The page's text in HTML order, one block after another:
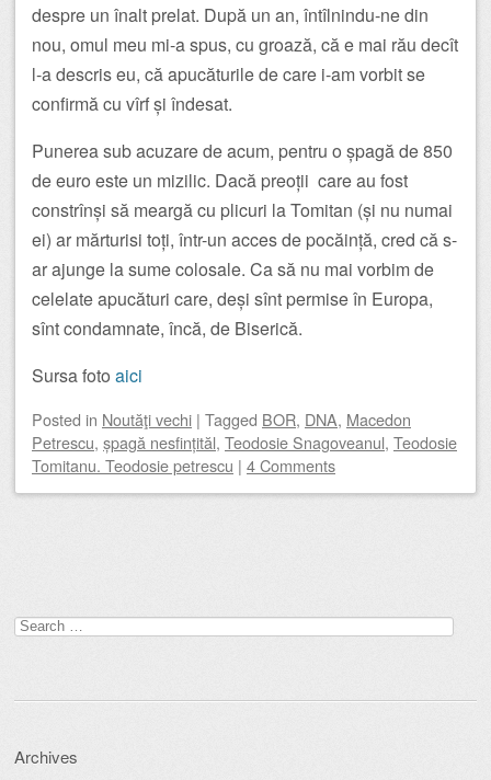
despre un înalt prelat. După un an, întîlnindu-ne din
nou, omul meu mi-a spus, cu groază, că e mai rău decît
l-a descris eu, că apucăturile de care i-am vorbit se
confirmă cu vîrf și îndesat.
Punerea sub acuzare de acum, pentru o șpagă de 850
de euro este un mizilic. Dacă preoții care au fost
constrînși să meargă cu plicuri la Tomitan (și nu numai
ei) ar mărturisi toți, într-un acces de pocăință, cred că s-
ar ajunge la sume colosale. Ca să nu mai vorbim de
celelate apucături care, deși sînt permise în Europa,
sînt condamnate, încă, de Biserică.
Sursa foto aici
Posted in Noutăţi vechi | Tagged BOR, DNA, Macedon
Petrescu, șpagă nesfințităl, Teodosie Snagoveanul, Teodosie
Tomitanu. Teodosie petrescu | 4 Comments
Search
for:
Archives